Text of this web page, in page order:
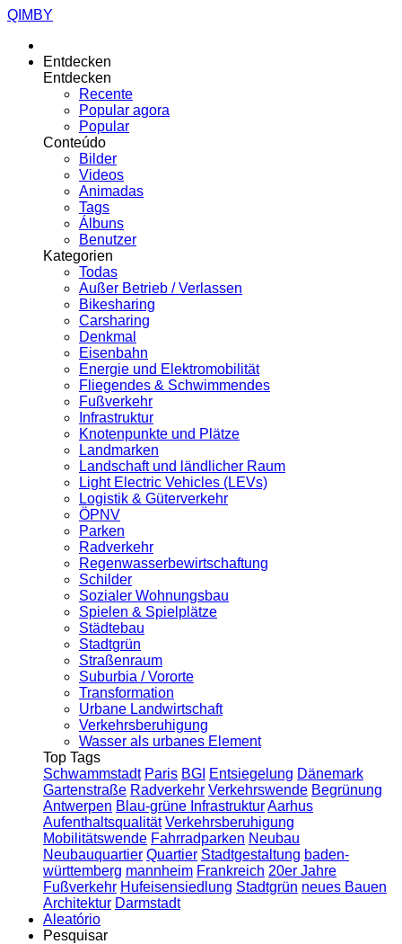
QIMBY
Entdecken
Entdecken
Recente
Popular agora
Popular
Conteúdo
Bilder
Videos
Animadas
Tags
Álbuns
Benutzer
Kategorien
Todas
Außer Betrieb / Verlassen
Bikesharing
Carsharing
Denkmal
Eisenbahn
Energie und Elektromobilität
Fliegendes & Schwimmendes
Fußverkehr
Infrastruktur
Knotenpunkte und Plätze
Landmarken
Landschaft und ländlicher Raum
Light Electric Vehicles (LEVs)
Logistik & Güterverkehr
ÖPNV
Parken
Radverkehr
Regenwasserbewirtschaftung
Schilder
Sozialer Wohnungsbau
Spielen & Spielplätze
Städtebau
Stadtgrün
Straßenraum
Suburbia / Vororte
Transformation
Urbane Landwirtschaft
Verkehrsberuhigung
Wasser als urbanes Element
Top Tags
Schwammstadt Paris BGI Entsiegelung Dänemark
Gartenstraße Radverkehr Verkehrswende Begrünung
Antwerpen Blau-grüne InfrastrukturAarhus
Aufenthaltsqualität Verkehrsberuhigung
Mobilitätswende Fahrradparken Neubau
Neubauquartier Quartier Stadtgestaltung baden-
württemberg mannheim Frankreich 20er Jahre
Fußverkehr Hufeisensiedlung Stadtgrün neues Bauen
Architektur Darmstadt
Aleatório
Pesquisar